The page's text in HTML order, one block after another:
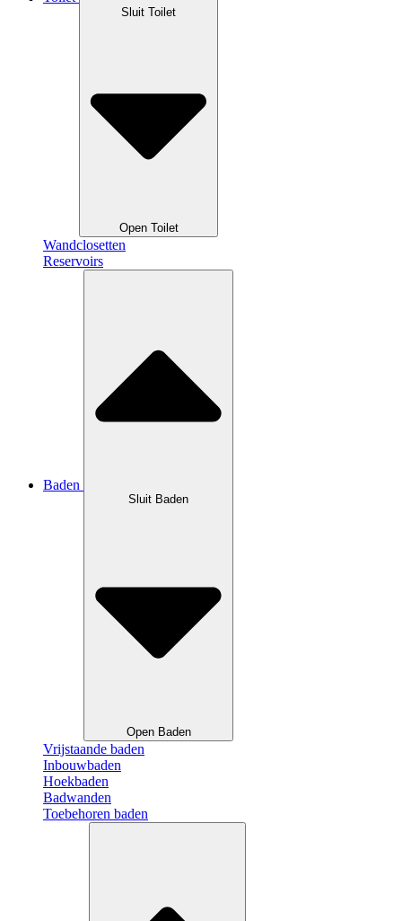
Sluit Toilet
Open Toilet
Wandclosetten
Reservoirs
Baden
Sluit Baden
Open Baden
Vrijstaande baden
Inbouwbaden
Hoekbaden
Badwanden
Toebehoren baden